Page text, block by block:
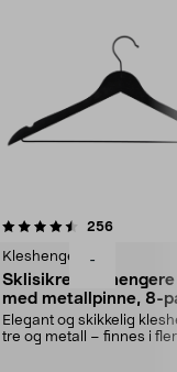
-
256
Kleshengere
Sklisikre
med metallpinne, 8-
Elegant og skikkelig
tre og metall – finnes i
4.5av 5 stjerner